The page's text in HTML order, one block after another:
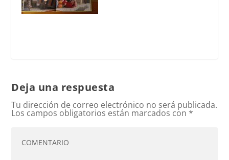
Deja una respuesta
Tu dirección de correo electrónico no será publicada.
Los campos obligatorios están marcados con *